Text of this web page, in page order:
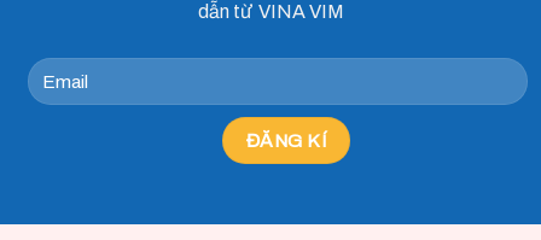
dẫn từ VINA VIM